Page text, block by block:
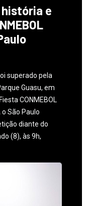
e
superado pela
Guasu, em
CONMEBOL
São Paulo
diante do
(8), às 9h,